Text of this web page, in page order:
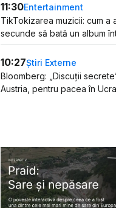
11:30Entertainment
TikTokizarea muzicii: cum a
secunde să bată un album
10:27Știri Externe
Bloomberg: „Discuții
Austria, pentru pacea în